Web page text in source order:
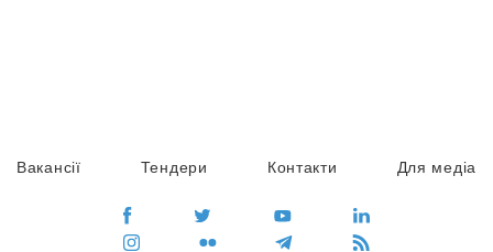
Вакансії Тендери Контакти Для медіа